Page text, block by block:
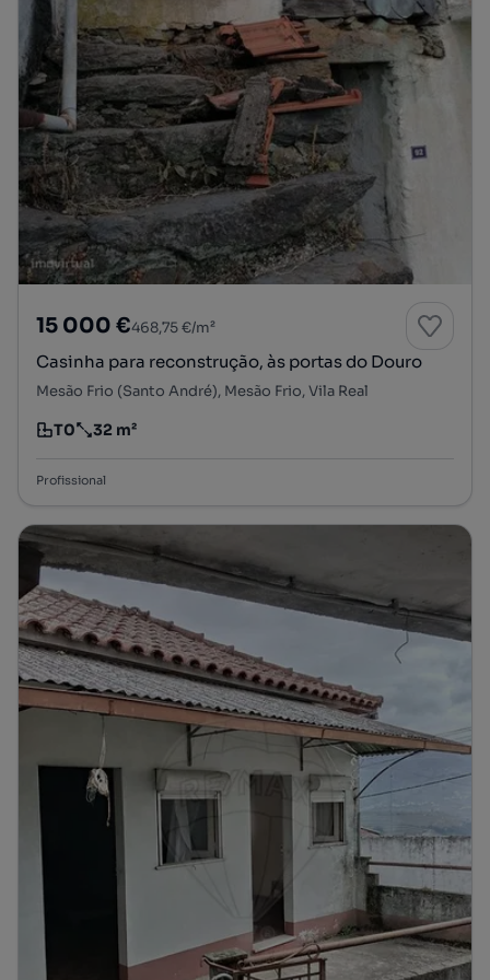
15 000 €468,75 €/m²
Casinha para reconstrução, às portas do Douro
Mesão Frio (Santo André), Mesão Frio, Vila Real
Tipologia
T0
Preço por metro quadrado
32 m²
Profissional